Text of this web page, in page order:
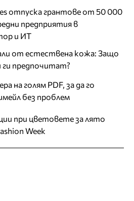
отпуска грантове от 50 000
предприятия в
и ИТ
от естествена кожа: Защо
ги предпочитат?
на голям PDF, за да го
без проблем
при цветовете за лято
Week